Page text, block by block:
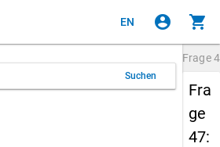
EN account_circle shopping_cart
Suchen
Frage
Fra
ge
47: